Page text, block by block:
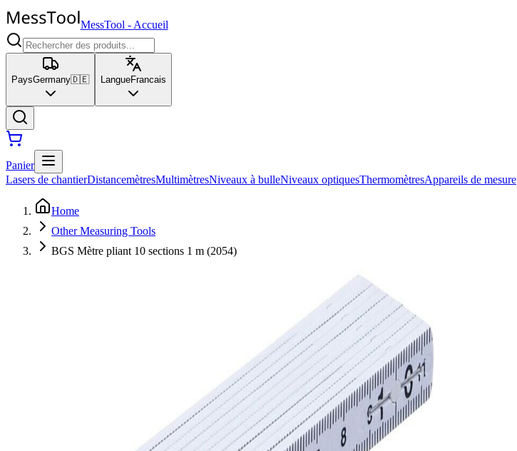
MessTool - Accueil
PaysGermany🇩🇪 LangueFrancais
Panier
Lasers de chantierDistancemètresMultimètresNiveaux à bulleNiveaux optiquesThermomètresAppareils de mesure
Home
Other Measuring Tools
BGS Mètre pliant 10 sections 1 m (2054)